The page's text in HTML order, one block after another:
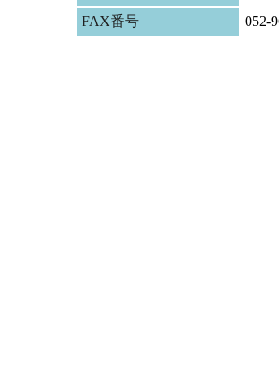
FAX番号
052-